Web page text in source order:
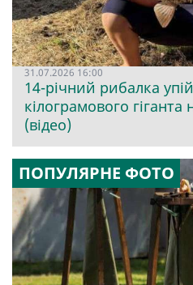
31.07.2026 16:00
14-річний рибалка
кілограмового
(відео)
ПОПУЛЯРНЕ ФОТО